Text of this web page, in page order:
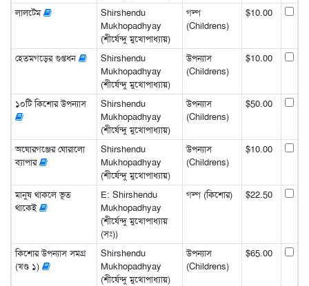
লালটেম
Shirshendu
Mukhopadhyay
(শীর্ষেন্দু মুখোপাধ্যায়)
গল্প
(Childrens)
$10.00
হেতমগড়ের গুপ্তধন
Shirshendu
Mukhopadhyay
(শীর্ষেন্দু মুখোপাধ্যায়)
উপন্যাস
(Childrens)
$10.00
১০টি কিশোর উপন্যাস
Shirshendu
Mukhopadhyay
(শীর্ষেন্দু মুখোপাধ্যায়)
উপন্যাস
(Childrens)
$50.00
অঘোরগঞ্জের ঘোরালো
ব্যাপার
Shirshendu
Mukhopadhyay
(শীর্ষেন্দু মুখোপাধ্যায়)
উপন্যাস
(Childrens)
$10.00
মানুষ থাকলে ভূত
থাকেই
E: Shirshendu
Mukhopadhyay
(শীর্ষেন্দু মুখোপাধ্যায়
(সঃ))
গল্প (কিশোর) $22.50
কিশোর উপন্যাস সমগ্র
(খণ্ড ১)
Shirshendu
Mukhopadhyay
(শীর্ষেন্দু মুখোপাধ্যায়)
উপন্যাস
(Childrens)
$65.00